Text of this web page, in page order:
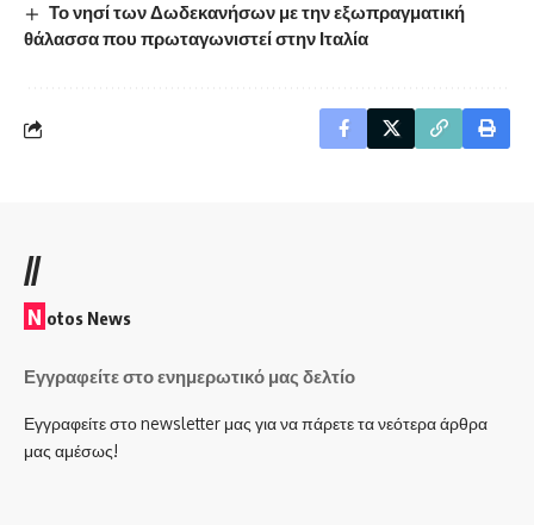
Το νησί των Δωδεκανήσων με την εξωπραγματική
θάλασσα που πρωταγωνιστεί στην Ιταλία
//
N otos News
Εγγραφείτε στο ενημερωτικό μας δελτίο
Εγγραφείτε στο newsletter μας για να πάρετε τα νεότερα άρθρα
μας αμέσως!